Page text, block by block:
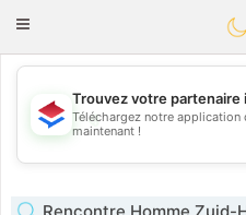
Toggle
💖
💕
Trouvez votre partenaire
Téléchargez notre application
maintenant !